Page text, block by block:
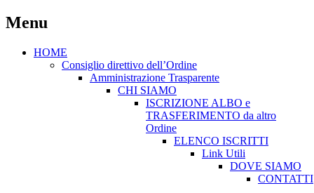
Menu
HOME
Consiglio direttivo dell’Ordine
Amministrazione Trasparente
CHI SIAMO
ISCRIZIONE ALBO e
TRASFERIMENTO da altro
Ordine
ELENCO ISCRITTI
Link Utili
DOVE SIAMO
CONTATTI